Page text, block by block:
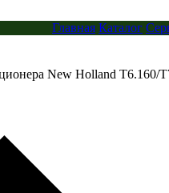
Главная Каталог
New Holland T6.160/